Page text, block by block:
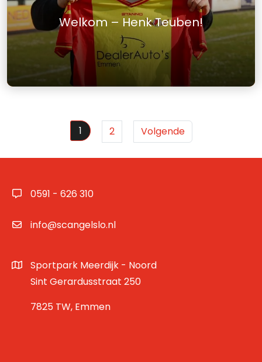
Welkom – Henk Teuben!
1 2 Volgende
0591 - 626 310
info@scangelslo.nl
Sportpark Meerdijk - Noord
Sint Gerardusstraat 250
7825 TW, Emmen